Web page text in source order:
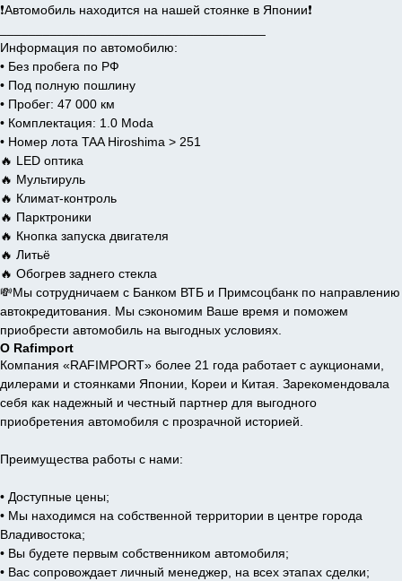
❗️Автомобиль находится на нашей стоянке в Японии❗️
Информация по автомобилю:
• Без пробега по РФ
• Под полную пошлину
• Пробег: 47 000 км
• Комплектация: 1.0 Moda
• Номер лота TAA Hiroshima > 251
🔥 LED оптика
🔥 Мультируль
🔥 Климат-контроль
🔥 Парктроники
🔥 Кнопка запуска двигателя
🔥 Литьё
🔥 Обогрев заднего стекла
💸Мы сотрудничаем с Банком ВТБ и Примсоцбанк по направлению
автокредитования. Мы сэкономим Ваше время и поможем
приобрести автомобиль на выгодных условиях.
О Rafimport
Компания «RAFIMPORT» более 21 года работает с аукционами,
дилерами и стоянками Японии, Кореи и Китая. Зарекомендовала
себя как надежный и честный партнер для выгодного
приобретения автомобиля с прозрачной историей.
Преимущества работы с нами:
• Доступные цены;
• Мы находимся на собственной территории в центре города
Владивостока;
• Вы будете первым собственником автомобиля;
• Вас сопровождает личный менеджер, на всех этапах сделки;